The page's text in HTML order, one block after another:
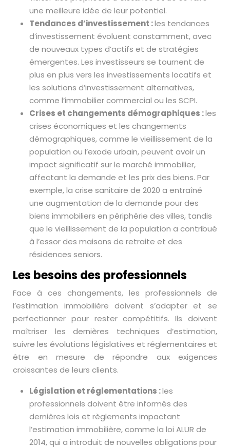
une meilleure idée de leur potentiel.
Tendances d’investissement :les tendances
d’investissement évoluent constamment, avec
de nouveaux types d’actifs et de stratégies
émergentes. Les investisseurs se tournent de
plus en plus vers les investissements locatifs et
les solutions d’investissement alternatives,
comme l’immobilier commercial ou les SCPI.
Crises et changements démographiques :les
crises économiques et les changements
démographiques, comme le vieillissement de la
population ou l’exode urbain, peuvent avoir un
impact significatif sur le marché immobilier,
affectant la demande et les prix des biens. Par
exemple, la crise sanitaire de 2020 a entraîné
une augmentation de la demande pour des
biens immobiliers en périphérie des villes, tandis
que le vieillissement de la population a contribué
à l’essor des maisons de retraite et des
résidences seniors.
Les besoins des professionnels
Face à ces changements, les professionnels de
l’estimation immobilière doivent s’adapter et se
perfectionner pour rester compétitifs. Ils doivent
maîtriser les dernières techniques d’estimation,
suivre les évolutions législatives et réglementaires et
être en mesure de répondre aux exigences
croissantes de leurs clients.
Législation et réglementations :les
professionnels doivent être informés des
dernières lois et règlements impactant
l’estimation immobilière, comme la loi ALUR de
2014, qui a introduit de nouvelles obligations pour